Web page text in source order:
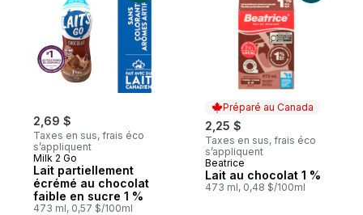
2,69 $
Taxes en sus, frais éco
s’appliquent
Milk 2 Go
Lait partiellement
écrémé au chocolat
faible en sucre 1 %
473 ml, 0,57 $/100ml
Préparé au Canada
2,25 $
Taxes en sus, frais éco
s’appliquent
Préparé au Canada
Beatrice
Lait au chocolat 1 %
473 ml, 0,48 $/100ml